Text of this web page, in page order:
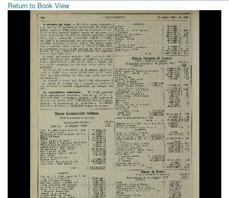
Return to Book View